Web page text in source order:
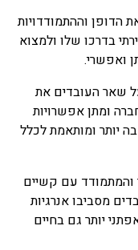
הדופן וההתמודדויות
בדרכו שלו ולמצוא
ואפשרי.
שאר העובדים את
ומתן אפשרויות
יותר ומותאמת לכלל
עם קשיים
מסביבו אנרגיות
שלהם לרף שאפתני יותר גם בחיים